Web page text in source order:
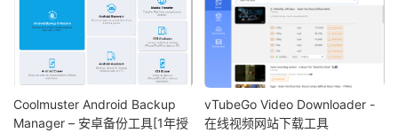
Coolmuster Android Backup
Manager – 安卓备份工具[1年授
vTubeGo Video Downloader -
在线视频网站下载工具